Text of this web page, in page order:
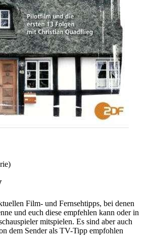
)
Film- und Fernsehtipps, bei denen
und euch diese empfehlen kann oder in
mitspielen. Es sind aber auch
dem Sender als TV-Tipp empfohlen